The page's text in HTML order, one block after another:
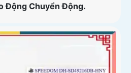
Động Chuyển Động.